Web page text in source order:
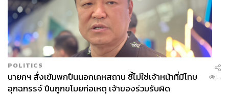
POLITICS
นายกฯ สั่งเข้มพกปืนนอกเคหสถาน ชี้ไม่ใช่เจ้าหน้าที่มีโทษ
อุกฉกรรจ์ ปืนถูกขโมยก่อเหตุ เจ้าของร่วมรับผิด
...